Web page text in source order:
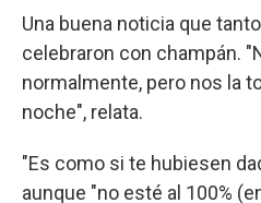
Una buena noticia que
celebraron con champán.
normalmente, pero nos la
noche", relata.
"Es como si te hubiesen
aunque "no esté al 100%